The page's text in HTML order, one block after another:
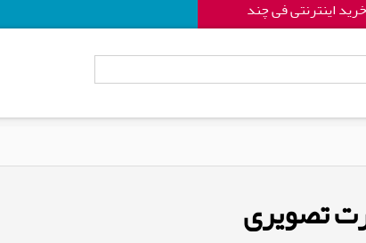
اینترنتی فی چند
تصویری